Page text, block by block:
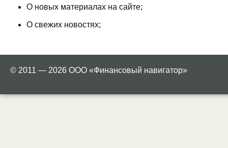
О новых материалах на сайте;
О свежих новостях;
© 2011 — 2026 ООО «Финансовый навигатор»